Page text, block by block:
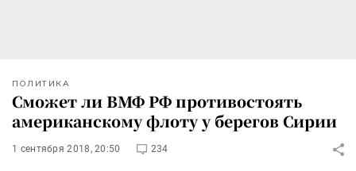
ПОЛИТИКА
Сможет ли ВМФ РФ противостоять
американскому флоту у берегов Сирии
1 сентября 2018, 20:50 234